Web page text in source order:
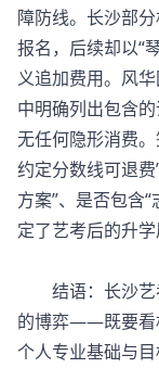
障防线。长沙部
报名，后续却以“
义追加费用。风
中明确列出包含
无任何隐形消费
约定分数线可退
方案”、是否包含
定了艺考后的升
结语：长沙
的博弈——既要看
个人专业基础与